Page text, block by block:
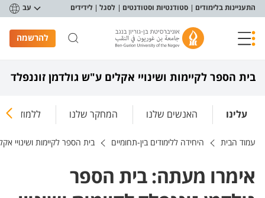
תפריט נגישות
התעניינות בלימודים סטודנטיות וסטודנטים לסגל לידידים עב
להרשמה
בית הספר לקיימות ושינויי אקלים ע"ש גולדמן זוננפלד
עלינו האנשים שלנו המחקר שלנו ללמוד
עמוד הבית היחידה ללימודים בין-תחומיים בית הספר לקיימות ושינויי
אימרו מעתה: בית הספר